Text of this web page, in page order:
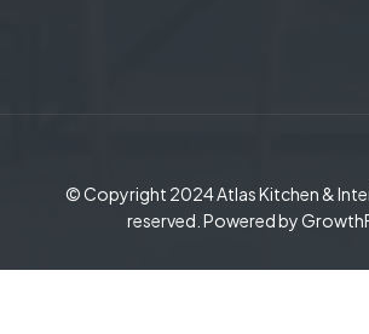
© Copyright 2024Atlas Kitchen &
reserved. Powered by